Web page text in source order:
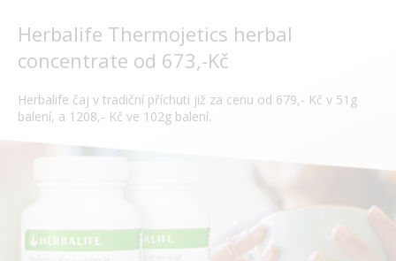
Herbalife Thermojetics herbal
concentrate od 673,-Kč
Herbalife čaj v tradiční příchuti již za cenu od 679,- Kč v 51g
balení, a 1208,- Kč ve 102g balení.